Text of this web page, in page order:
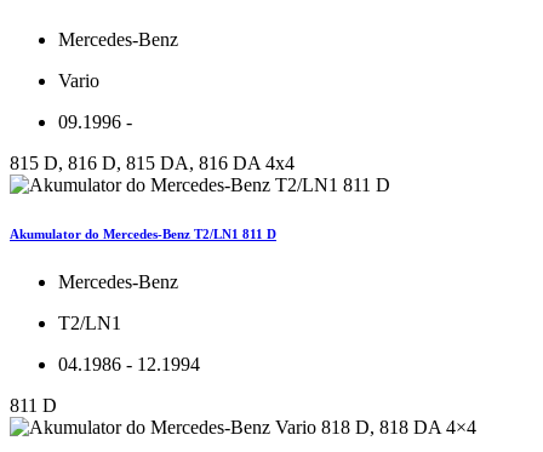
Mercedes-Benz
Vario
09.1996 -
815 D, 816 D, 815 DA, 816 DA 4x4
Akumulator do Mercedes-Benz T2/LN1 811 D
Mercedes-Benz
T2/LN1
04.1986 - 12.1994
811 D